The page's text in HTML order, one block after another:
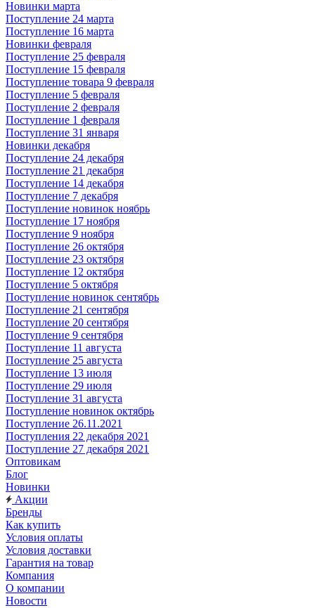
Новинки марта
Поступление 24 марта
Поступление 16 марта
Новинки февраля
Поступление 25 февраля
Поступление 15 февраля
Поступление товара 9 февраля
Поступление 5 февраля
Поступление 2 февраля
Поступление 1 февраля
Поступление 31 января
Новинки декабря
Поступление 24 декабря
Поступление 21 декабря
Поступление 14 декабря
Поступление 7 декабря
Поступление новинок ноябрь
Поступление 17 ноября
Поступление 9 ноября
Поступление 26 октября
Поступление 23 октября
Поступление 12 октября
Поступление 5 октября
Поступление новинок сентябрь
Поступление 21 сентября
Поступление 20 сентября
Поступление 9 сентября
Поступление 11 августа
Поступление 25 августа
Поступление 13 июля
Поступление 29 июля
Поступление 31 августа
Поступление новинок октябрь
Поступление 26.11.2021
Поступления 22 декабря 2021
Поступление 27 декабря 2021
Оптовикам
Блог
Новинки
Акции
Бренды
Как купить
Условия оплаты
Условия доставки
Гарантия на товар
Компания
О компании
Новости